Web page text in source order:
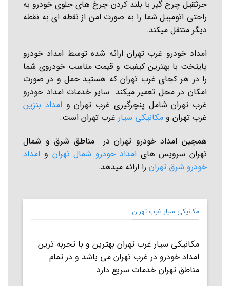
جرثقیل چرخ گیر با بلند کردن چرخ های جلوی خودرو به
راحتی اتومبیل شما را به صورت امن از نقطه ای به نقطه
دیگر منتقل میکند.
امداد خودرو غرب تهران ارائه شده توسط امداد خودرو
پایتخت با بهترین کیفیت و قیمت مناسب خودروی شما
را در هر کجای غرب تهران که هستید حمل و در صورت
امکان در محل تعمیر میکند. سایر خدمات امداد خودرو
غرب تهران شامل پنچرگیری غرب تهران و امداد بنزین
غرب تهران و مکانیکی سیار غرب تهران است.
همچین امداد خودرو تهران در مناطق شرق و شمال
تهران سرویس های امداد خودرو شمال تهران و امداد
خودرو شرق تهران را ارائه میدهد.
مکانیکی سیار غرب تهران
مکانیکی سیار غرب تهران بهترین و با تجربه ترین
امداد خودرو در غرب تهران می باشد و در تمام
مناطق تهران خدمات سریع دارد.